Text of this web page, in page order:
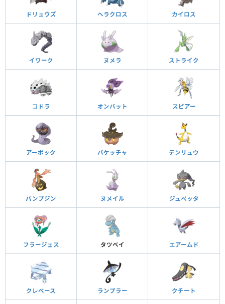
ドリュウズ ヘラクロス カイロス
イワーク ヌメラ ストライク
コドラ オンバット スピアー
アーボック バケッチャ デンリュウ
パンプジン ヌメイル ジュペッタ
フラージェス タツベイ エアームド
クレベース ランプラー クチート